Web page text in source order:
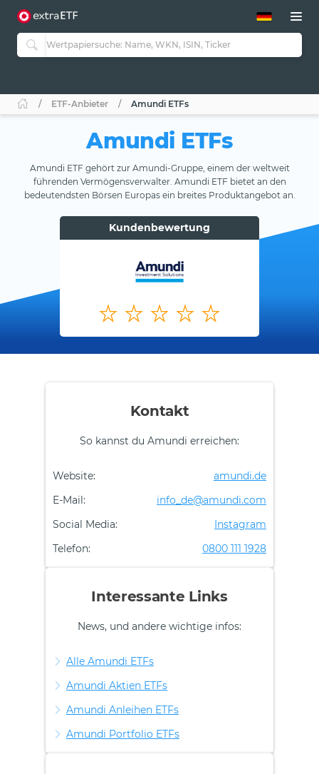
ETF-Guide 2.0
Guide Aktive ETFs
ETF-Sparpläne
ETF-Anbieter Amundi ETFs
Amundi ETFs
Amundi ETF gehört zur Amundi-Gruppe, einem der weltweit
führenden Vermögensverwalter. Amundi ETF bietet an den
bedeutendsten Börsen Europas ein breites Produktangebot an.
Kundenbewertung
Kontakt
So kannst du Amundi erreichen:
Website:
amundi.de
E-Mail:
info_de@amundi.com
Social Media:
Instagram
Telefon:
0800 111 1928
Interessante Links
News, und andere wichtige infos:
Alle Amundi ETFs
Amundi Aktien ETFs
Amundi Anleihen ETFs
Amundi Portfolio ETFs